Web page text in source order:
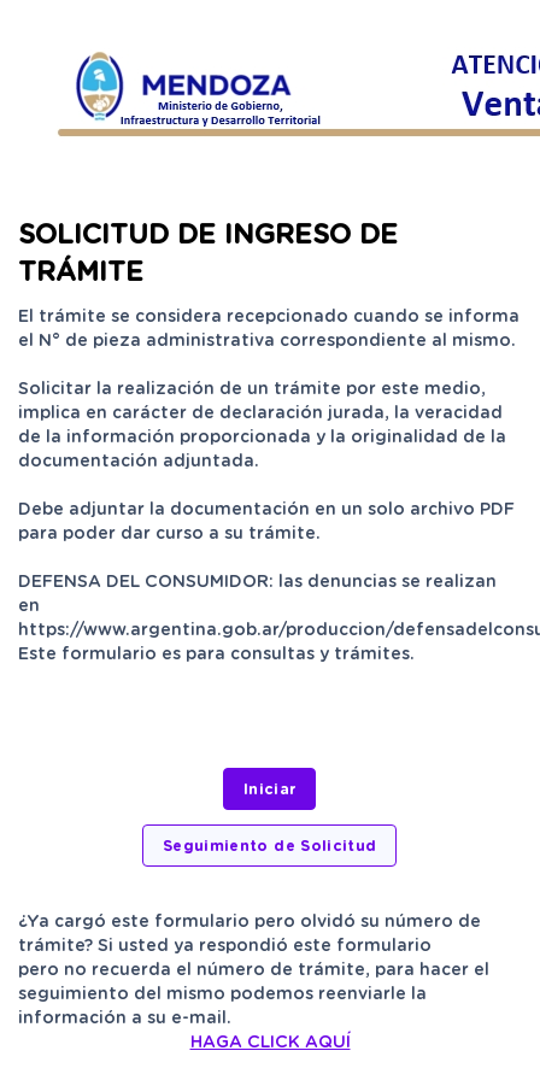
SOLICITUD DE INGRESO DE
TRÁMITE
El trámite se considera recepcionado cuando se informa
el N° de pieza administrativa correspondiente al mismo.
Solicitar la realización de un trámite por este medio,
implica en carácter de declaración jurada, la veracidad
de la información proporcionada y la originalidad de la
documentación adjuntada.
Debe adjuntar la documentación en un solo archivo PDF
para poder dar curso a su trámite.
DEFENSA DEL CONSUMIDOR: las denuncias se realizan
en
https://www.argentina.gob.ar/produccion/
Este formulario es para consultas y trámites.
¿Ya cargó este formulario pero olvidó su número de
trámite? Si usted ya respondió este formulario
pero no recuerda el número de trámite, para hacer el
seguimiento del mismo podemos reenviarle la
información a su e-mail.
HAGA CLICK AQUÍ